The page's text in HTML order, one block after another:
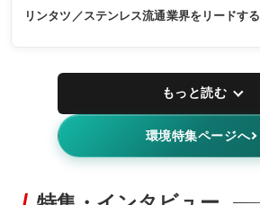
リンタツ／ステンレス流通業界をリードする
もっと読む
環境特集ページへ